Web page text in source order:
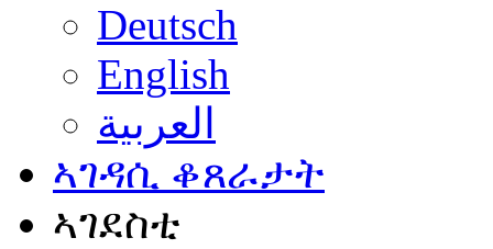
Deutsch
English
العربية
ኣገዳሲ ቆጸራታት
ኣገደስቲ